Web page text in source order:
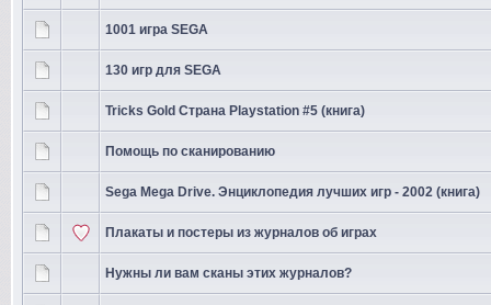
1001 игра SEGA
130 игр для SEGA
Tricks Gold Страна Playstation #5 (книга)
Помощь по сканированию
Sega Mega Drive. Энциклопедия лучших игр - 2002 (книга)
Плакаты и постеры из журналов об играх
Нужны ли вам сканы этих журналов?